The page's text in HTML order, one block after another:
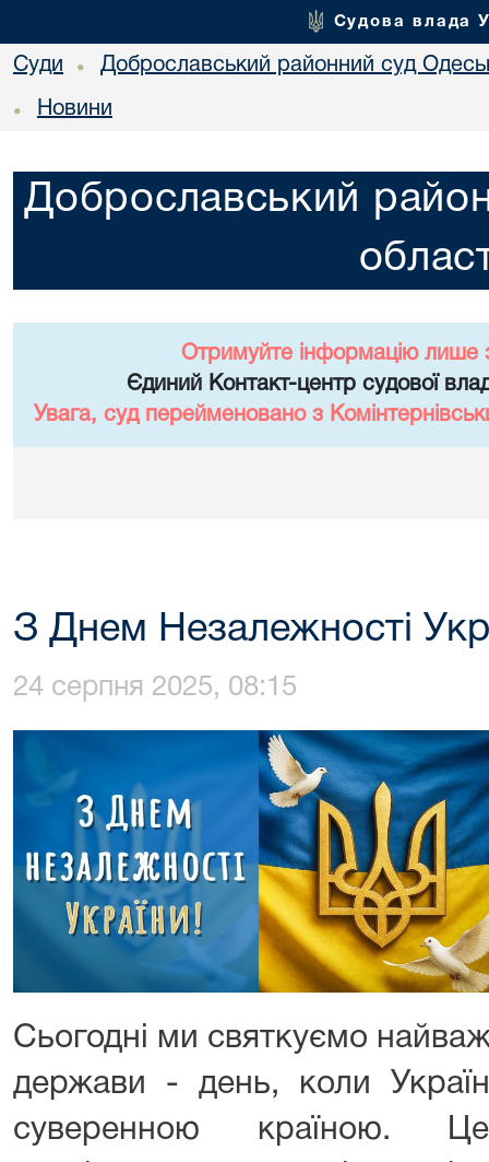
Судова влада
Суди • Доброславський районний суд
• Новини
Доброславський
Отримуйте інформацію лише
Єдиний Контакт-центр судової
Увага, суд перейменовано з
З Днем Незалежності
24 серпня 2025, 08:15
Сьогодні ми святкуємо
держави - день, коли
суверенною країною.